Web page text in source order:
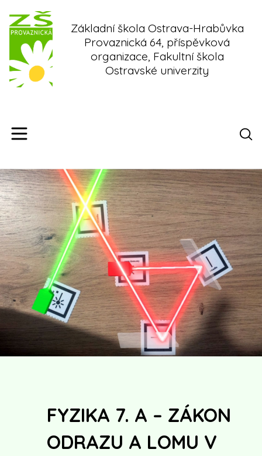
content
Základní škola Ostrava-Hrabůvka
Provaznická 64, příspěvková
organizace, Fakultní škola
Ostravské univerzity
FYZIKA 7. A – ZÁKON
ODRAZU A LOMU V